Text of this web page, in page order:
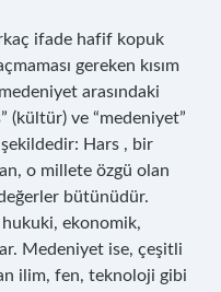
ifade hafif kopuk
gereken kısım
arasındaki
(kültür) ve “medeniyet”
şekildedir: Hars , bir
o millete özgü olan
bütünüdür.
hukuki, ekonomik,
Medeniyet ise, çeşitli
ilim, fen, teknoloji gibi